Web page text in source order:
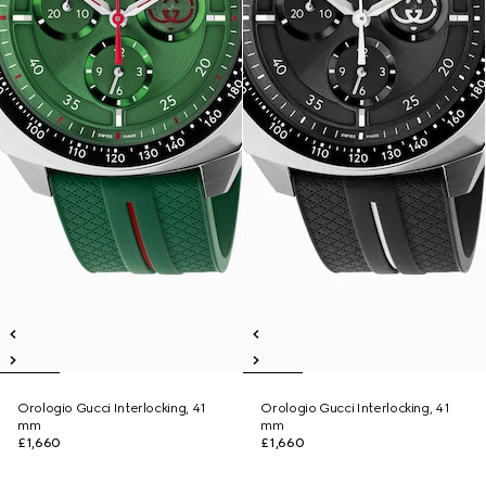
Orologio Gucci Interlocking, 41
mm
£1,660
Orologio Gucci Interlocking, 41
mm
£1,660